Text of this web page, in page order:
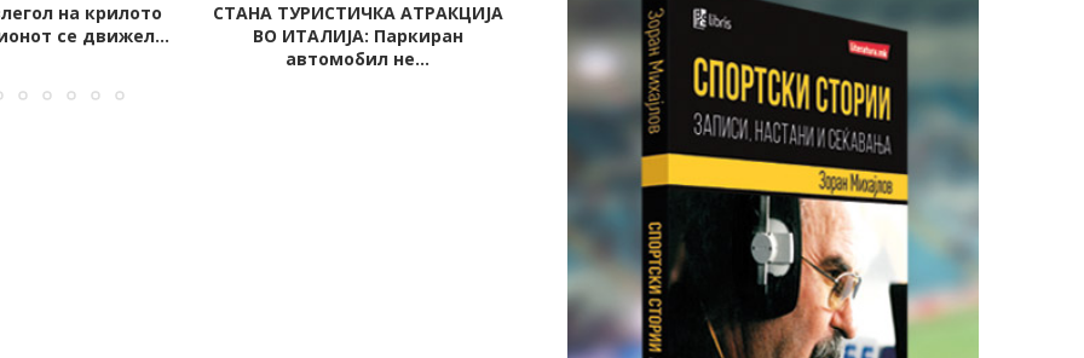
АТРАКЦИЈА
Паркиран
ПОРАДИ МОБИЛНИОТ ЛЕКАРИТЕ
СЕ БОРАТ ЗА НЕЈЗИНИОТ
ЖИВОТ:...
Падна од деветти кат на БМВ,
стана и...
кое маж го фрлил